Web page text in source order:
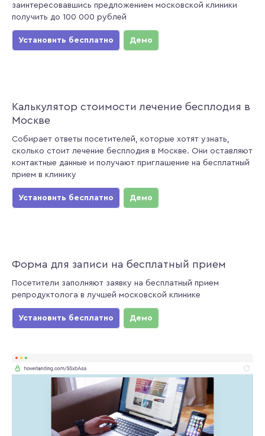
заинтересовавшись предложением московской клиники
получить до 100 000 рублей
Установить бесплатно Демо
Калькулятор стоимости лечение бесплодия в
Москве
Собирает ответы посетителей, которые хотят узнать,
сколько стоит лечение бесплодия в Москве. Они оставляют
контактные данные и получают приглашение на бесплатный
прием в клинику
Установить бесплатно Демо
Форма для записи на бесплатный прием
Посетители заполняют заявку на бесплатный прием
репродуктолога в лучшей московской клинике
Установить бесплатно Демо